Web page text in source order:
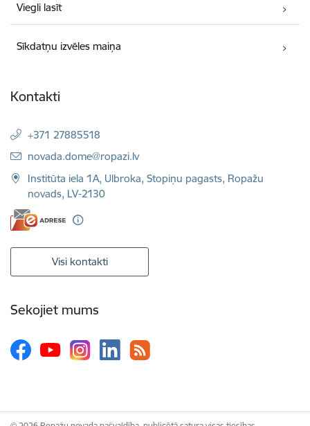
Viegli lasīt
Sīkdatņu izvēles maiņa
Kontakti
+371 27885518
E-pasts:
novada.dome@ropazi.lv
Institūta iela 1A, Ulbroka, Stopiņu pagasts, Ropažu
novads, LV-2130
Visi kontakti
Sekojiet mums